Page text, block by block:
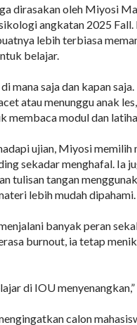
dirasakan oleh Miyosi
angkatan 2025
lebih terbiasa
belajar.
mana saja dan kapan
atau menunggu anak
membaca modul dan
ujian, Miyosi memilih
sekadar menghafal. Ia
tulisan tangan
lebih mudah dipahami.
banyak peran
burnout, ia tetap
di IOU
calon